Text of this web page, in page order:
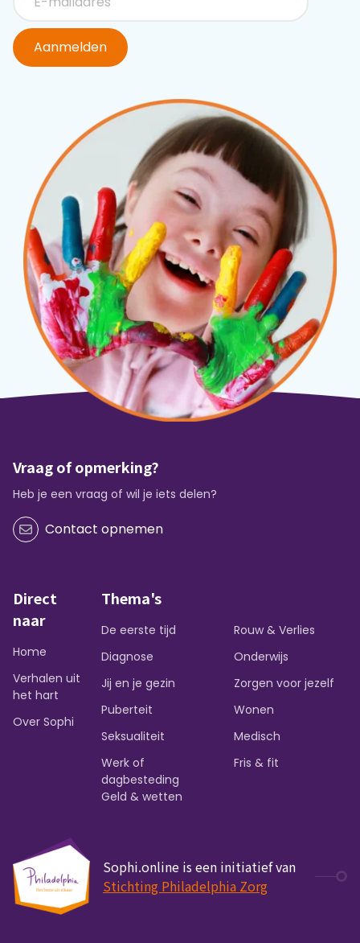
Aanmelden
Vraag of opmerking?
Heb je een vraag of wil je iets delen?
Contact opnemen
Direct
naar
Home
Verhalen uit
het hart
Over Sophi
Thema's
De eerste tijd
Diagnose
Jij en je gezin
Puberteit
Seksualiteit
Werk of
dagbesteding
Rouw & Verlies
Onderwijs
Zorgen voor jezelf
Wonen
Medisch
Fris & fit
Geld & wetten
Sophi.online is een initiatief van
Stichting Philadelphia Zorg